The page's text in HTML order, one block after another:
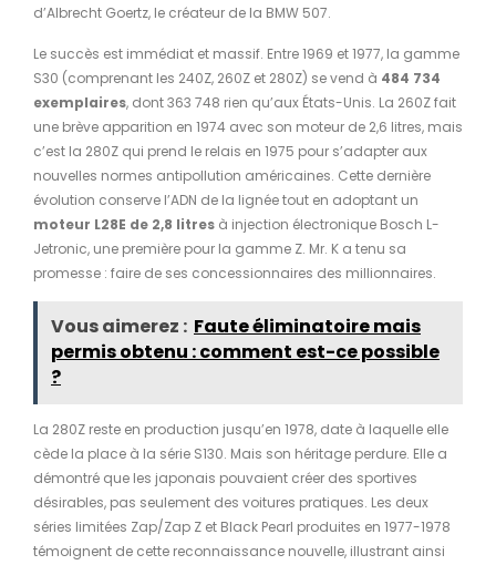
d’Albrecht Goertz, le créateur de la BMW 507.
Le succès est immédiat et massif. Entre 1969 et 1977, la gamme
S30 (comprenant les 240Z, 260Z et 280Z) se vend à 484 734
exemplaires, dont 363 748 rien qu’aux États-Unis. La 260Z fait
une brève apparition en 1974 avec son moteur de 2,6 litres, mais
c’est la 280Z qui prend le relais en 1975 pour s’adapter aux
nouvelles normes antipollution américaines. Cette dernière
évolution conserve l’ADN de la lignée tout en adoptant un
moteur L28E de 2,8 litres à injection électronique Bosch L-
Jetronic, une première pour la gamme Z. Mr. K a tenu sa
promesse : faire de ses concessionnaires des millionnaires.
Vous aimerez : Faute éliminatoire mais
permis obtenu : comment est-ce possible
?
La 280Z reste en production jusqu’en 1978, date à laquelle elle
cède la place à la série S130. Mais son héritage perdure. Elle a
démontré que les japonais pouvaient créer des sportives
désirables, pas seulement des voitures pratiques. Les deux
séries limitées Zap/Zap Z et Black Pearl produites en 1977-1978
témoignent de cette reconnaissance nouvelle, illustrant ainsi